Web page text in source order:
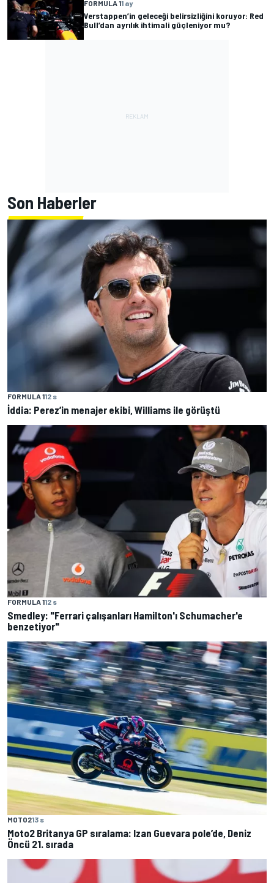
FORMULA 11 ay
Verstappen’in geleceği belirsizliğini koruyor: Red
Bull’dan ayrılık ihtimali güçleniyor mu?
Son Haberler
FORMULA 112 s
İddia: Perez’in menajer ekibi, Williams ile görüştü
FORMULA 112 s
Smedley: "Ferrari çalışanları Hamilton'ı Schumacher'e
benzetiyor"
MOTO213 s
Moto2 Britanya GP sıralama: Izan Guevara pole’de, Deniz
Öncü 21. sırada